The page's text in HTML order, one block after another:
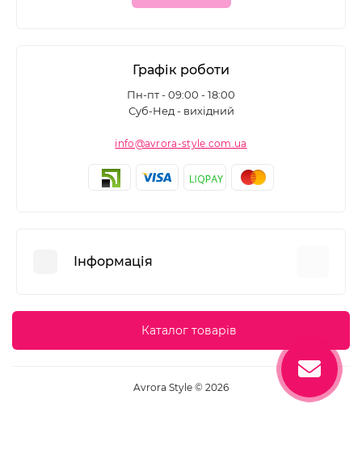
Графік роботи
Пн-пт - 09:00 - 18:00
Суб-Нед - вихідний
info@avrora-style.com.ua
Інформація
Угода користувача
Повернення товару
Каталог товарів
Avrora Style © 2026